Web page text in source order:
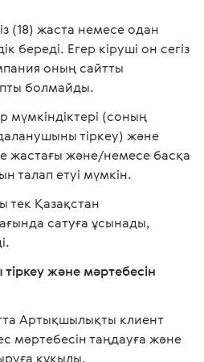
(18) жаста немесе одан
береді. Егер кіруші он сегіз
оның сайтты
болмайды.
мүмкіндіктері (соның
тіркеу) және
жастағы және/немесе басқа
талап етуі мүмкін.
тек Қазақстан
сатуға ұсынады,
және мәртебесін
Артықшылықты клиент
мәртебесін таңдауға және
құқылы.